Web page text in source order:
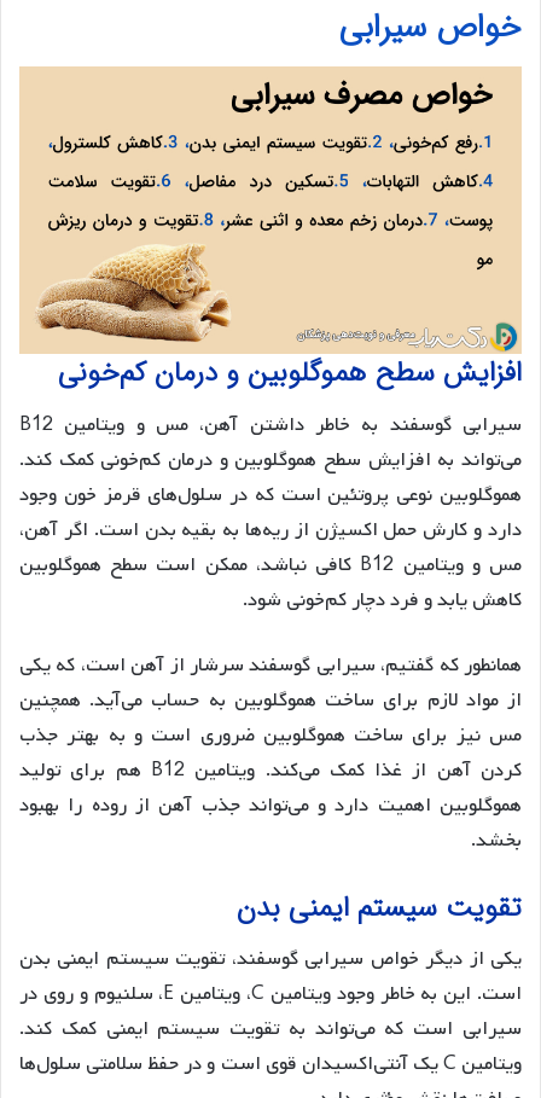
خواص سیرابی
افزایش سطح هموگلوبین و درمان کم‌خونی
سیرابی گوسفند به خاطر داشتن آهن، مس و ویتامین B12
می‌تواند به افزایش سطح هموگلوبین و درمان کم‌خونی کمک کند.
هموگلوبین نوعی پروتئین است که در سلول‌های قرمز خون وجود
دارد و کارش حمل اکسیژن از ریه‌ها به بقیه بدن است. اگر آهن،
مس و ویتامین B12 کافی نباشد، ممکن است سطح هموگلوبین
کاهش یابد و فرد دچار کم‌خونی شود.
همانطور که گفتیم، سیرابی گوسفند سرشار از آهن است، که یکی
از مواد لازم برای ساخت هموگلوبین به حساب می‌آید. همچنین
مس نیز برای ساخت هموگلوبین ضروری است و به بهتر جذب
کردن آهن از غذا کمک می‌کند. ویتامین B12 هم برای تولید
هموگلوبین اهمیت دارد و می‌تواند جذب آهن از روده را بهبود
بخشد.
تقویت سیستم ایمنی بدن
یکی از دیگر خواص سیرابی گوسفند، تقویت سیستم ایمنی بدن
است. این به خاطر وجود ویتامین C، ویتامین E، سلنیوم و روی در
سیرابی است که می‌تواند به تقویت سیستم ایمنی کمک کند.
ویتامین C یک آنتی‌اکسیدان قوی است و در حفظ سلامتی سلول‌ها